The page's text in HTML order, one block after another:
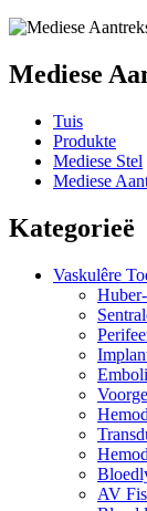
Mediese
Tuis
Produkte
Mediese Stel
Mediese
Kategorieë
Vaskulêre
AV